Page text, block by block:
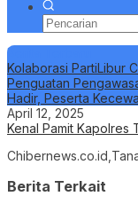
Berita Terbaru
Kolaborasi PartiLibur
Penguatan
Hadir, Peserta
April 12, 2025
Kenal Pamit Kapolres
Berita Terkait